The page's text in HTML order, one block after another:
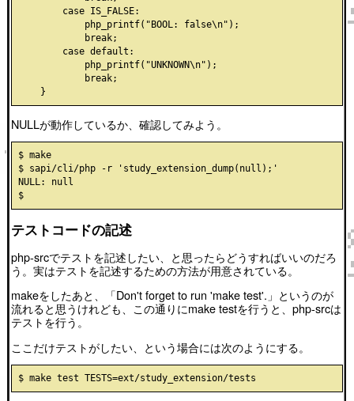
NULLが動作しているか、確認してみよう。
$ make
$ sapi/cli/php -r 'study_extension_dump(null);'
NULL: null
テストコードの記述
php-srcでテストを記述したい、と思ったらどうすればいいのだろ
う。実はテストを記述するための方法が用意されている。
makeをしたあと、「Don't forget to run 'make test'.」というのが
流れると思うけれども、この通りにmake testを行うと、php-srcは
テストを行う。
ここだけテストがしたい、という場合には次のようにする。